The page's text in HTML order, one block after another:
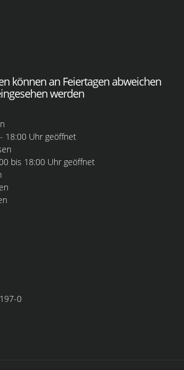
können an Feiertagen abweichen
werden
18:00 Uhr geöffnet
bis 18:00 Uhr geöffnet
0